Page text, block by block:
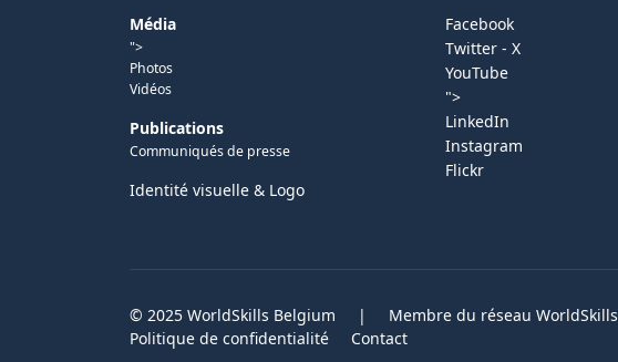
Média
">
Photos
Vidéos
Publications
Communiqués de presse
Identité visuelle & Logo
Facebook
Twitter - X
YouTube
">
LinkedIn
Instagram
Flickr
© 2025 WorldSkills Belgium | Membre du réseau WorldSkills
Politique de confidentialité
Contact